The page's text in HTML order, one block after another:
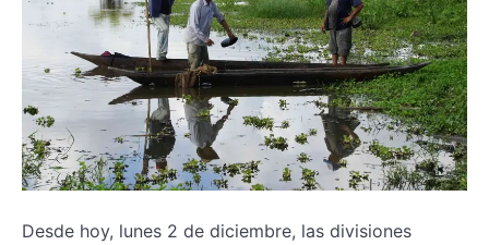
Desde hoy, lunes 2 de diciembre, las divisiones